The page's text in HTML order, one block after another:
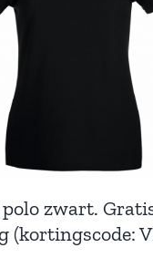
zwart.
(kortingscode: